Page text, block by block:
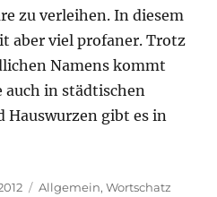
zu verleihen. In diesem
aber viel profaner. Trotz
Namens kommt
auch in städtischen
Hauswurzen gibt es in
Kategorien
Allgemein,Wortschatz